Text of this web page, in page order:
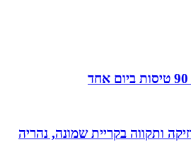
ותקווה בקריית שמונה, נהריה